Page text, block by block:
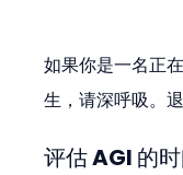
如果你是一名正
生，请深呼吸。
评估 AGI 的